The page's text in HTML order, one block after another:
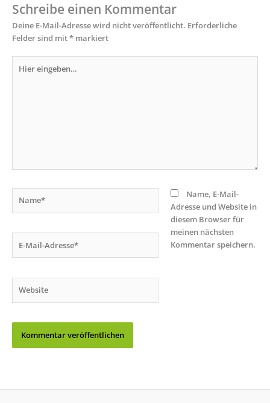
Schreibe einen Kommentar
Deine E-Mail-Adresse wird nicht veröffentlicht. Erforderliche
Felder sind mit* markiert
eingeben…
Mail-
Name, E-Mail-
Adresse und Website in
diesem Browser für
meinen nächsten
Kommentar speichern.